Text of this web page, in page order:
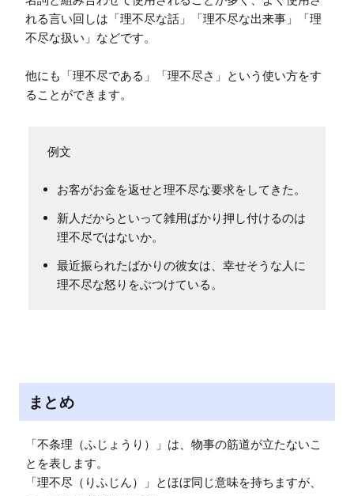
れる言い回しは「理不尽な話」「理不尽な出来事」「理
不尽な扱い」などです。
他にも「理不尽である」「理不尽さ」という使い方をす
ることができます。
例文
お客がお金を返せと理不尽な要求をしてきた。
新人だからといって雑用ばかり押し付けるのは
理不尽ではないか。
最近振られたばかりの彼女は、幸せそうな人に
理不尽な怒りをぶつけている。
まとめ
「不条理（ふじょうり）」は、物事の筋道が立たないこ
とを表します。
「理不尽（りふじん）」とほぼ同じ意味を持ちますが、